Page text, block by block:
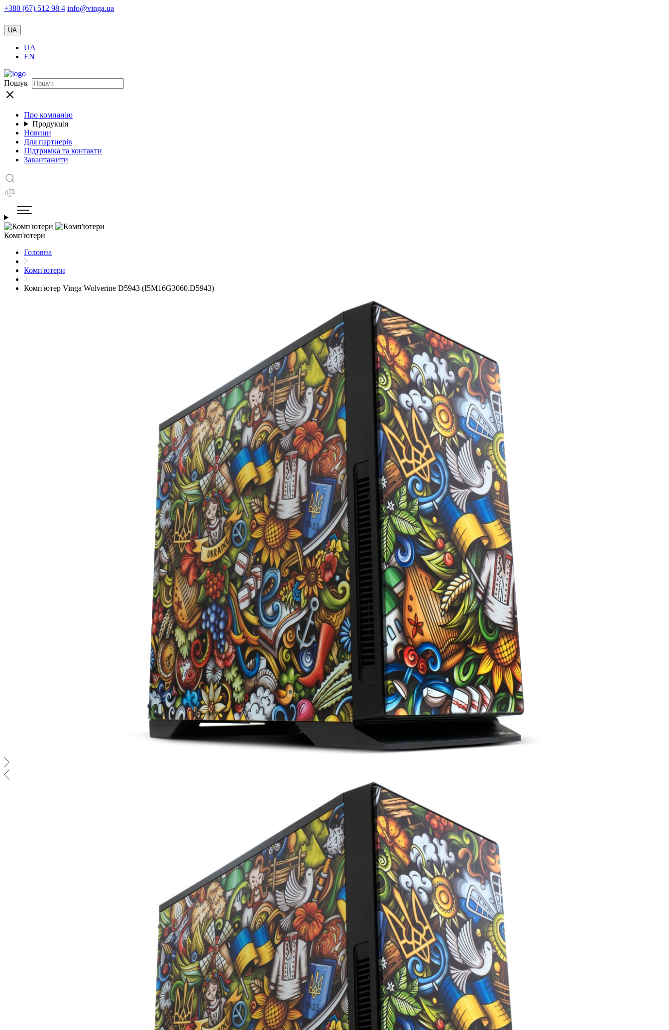
+380 (67) 512 98 4 info@vinga.ua
UA
UA
EN
Пошук
Про компанію
Продукція
Новини
Для партнерів
Підтримка та контакти
Завантажити
Комп'ютери
Головна
Комп'ютери
Комп'ютер Vinga Wolverine D5943 (I5M16G3060.D5943)